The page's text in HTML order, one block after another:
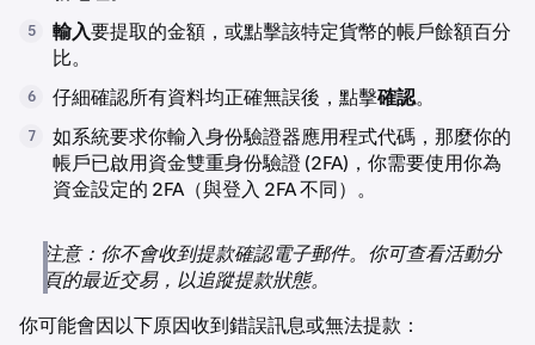
5 輸入要提取的金額，或點擊該特定貨幣的帳戶餘額百分
比。
6 仔細確認所有資料均正確無誤後，點擊確認。
7
如系統要求你輸入身份驗證器應用程式代碼，那麼你的
帳戶已啟用資金雙重身份驗證 (2FA)，你需要使用你為
資金設定的 2FA（與登入 2FA 不同）。
注意：你不會收到提款確認電子郵件。你可查看活動分
頁的最近交易，以追蹤提款狀態。
你可能會因以下原因收到錯誤訊息或無法提款：